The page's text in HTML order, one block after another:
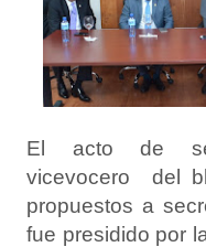
El acto de
vicevocero del
propuestos a
fue presidido por